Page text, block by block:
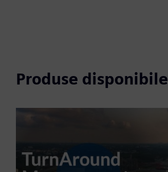
Produse disponibile